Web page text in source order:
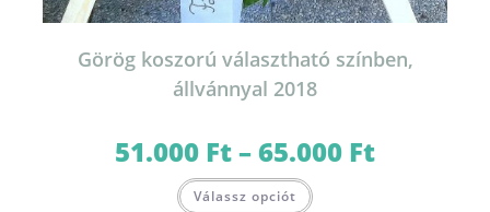
Görög koszorú választható színben,
állvánnyal 2018
51.000 Ft–65.000 Ft51.000 Ft
Válassz opciót a